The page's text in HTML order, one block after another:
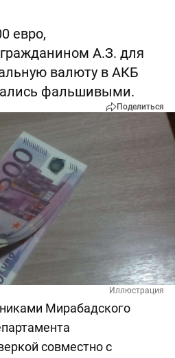
евро,
А.З. для
валюту в АКБ
фальшивыми.
Поделиться
Иллюстрация
Мирабадского
совместно с